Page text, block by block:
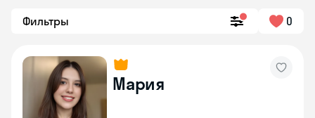
Фильтры 0
Мария